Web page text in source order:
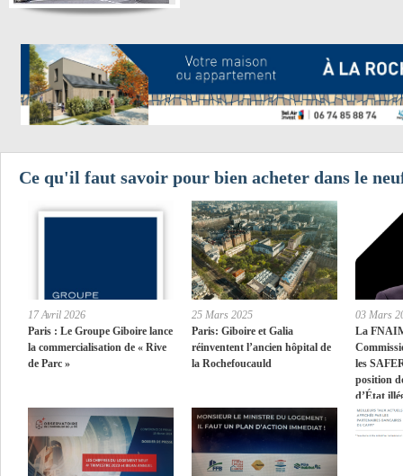
Ce qu'il faut savoir pour bien acheter dans le
17 Avril 2026
Paris : Le Groupe Giboire lance
la commercialisation de « Rive
de Parc »
25 Mars 2025
Paris: Giboire et Galia
réinventent l’ancien hôpital de
la Rochefoucauld
03 Mars
La
les
position
d’État